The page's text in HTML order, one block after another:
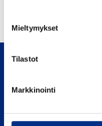
Mieltymykset
Tilastot
Markkinointi